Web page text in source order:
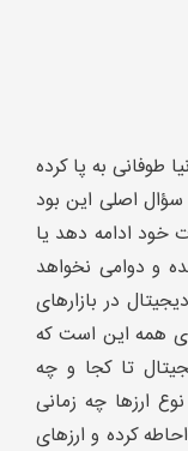
طوفانی به پا کرده
اصلی این بود
خود ادامه دهد یا
و دوامی نخواهد
در بازارهای
همه این است که
تا کجا و چه
ارزها چه زمانی
کرده و ارزهای